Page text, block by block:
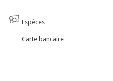
Espèces
Carte bancaire